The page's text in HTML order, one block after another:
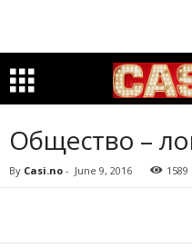
Общество –
By Casi.no - June 9, 2016 1589